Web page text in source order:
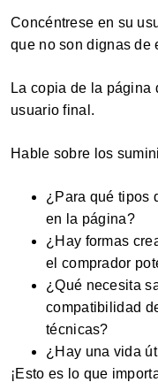
Concéntrese en su
que no son dignas de
La copia de la página
usuario final.
Hable sobre los
¿Para qué tipos
en la página?
¿Hay formas
el comprador
¿Qué necesita
compatibilidad
técnicas?
¿Hay una vida
¡Esto es lo que